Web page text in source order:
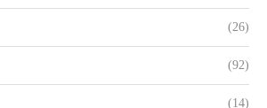
(26)
(92)
(14)